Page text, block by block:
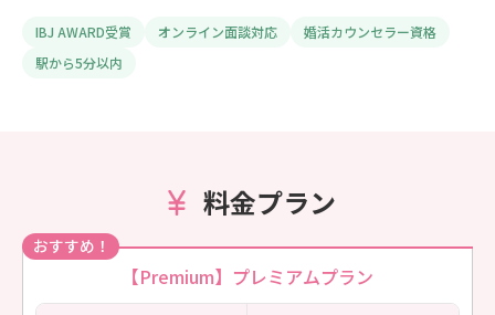
IBJ AWARD受賞 オンライン面談対応
婚活カウンセラー資格
駅から5分以内
料金プラン
おすすめ！
【Premium】プレミアムプラン